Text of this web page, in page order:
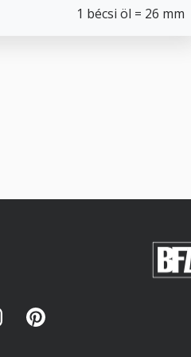
1 bécsi öl = 26 mm